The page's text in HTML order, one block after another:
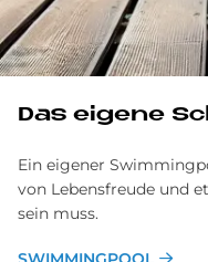
Das eigene
Ein eigener
von Lebensfreude und
sein muss.